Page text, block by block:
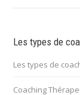
Les types de
Les types de
Coaching